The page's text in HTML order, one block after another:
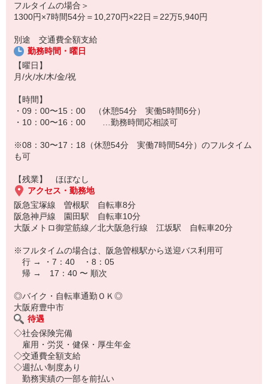
フルタイムの場合＞
1300円×7時間54分＝10,270円×22日＝22万5,940円
別途 交通費全額支給
勤務時間・曜日
【曜日】
月/火/水/木/金/祝
【時間】
・09：00〜15：00 （休憩54分 実働5時間6分）
・10：00〜16：00 …勤務時間応相談可
※08：30〜17：18（休憩54分 実働7時間54分）のフルタイム
も可
【残業】 ほぼなし
アクセス・勤務地
阪急宝塚線 曽根駅 自転車8分
阪急神戸線 園田駅 自転車10分
大阪メトロ御堂筋線／北大阪急行線 江坂駅 自転車20分
※フルタイムの場合は、阪急曽根駅から送迎バス利用可
行 → ・7：40 ・8：05
帰 → 17：40 〜 順次
◎バイク・自転車通勤ＯＫ◎
大阪府豊中市
待遇
◇社会保険完備
雇用・労災・健保・厚生年金
◇交通費全額支給
◇週払い制度あり
勤務実績の一部を前払い